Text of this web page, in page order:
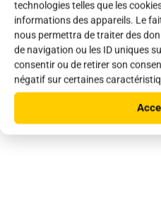
technologies telles que les
informations des appareils. Le
nous permettra de traiter des
de navigation ou les ID uniques
consentir ou de retirer son
négatif sur certaines
Vous
sur